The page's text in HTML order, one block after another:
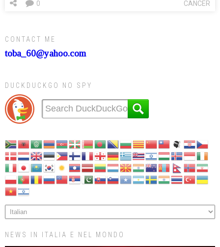
CANCER
0
CONTACT ME
toba_60@yahoo.com
DUCKDUCKGO NO SPY
NEWS IN ITALIA E NEL MONDO